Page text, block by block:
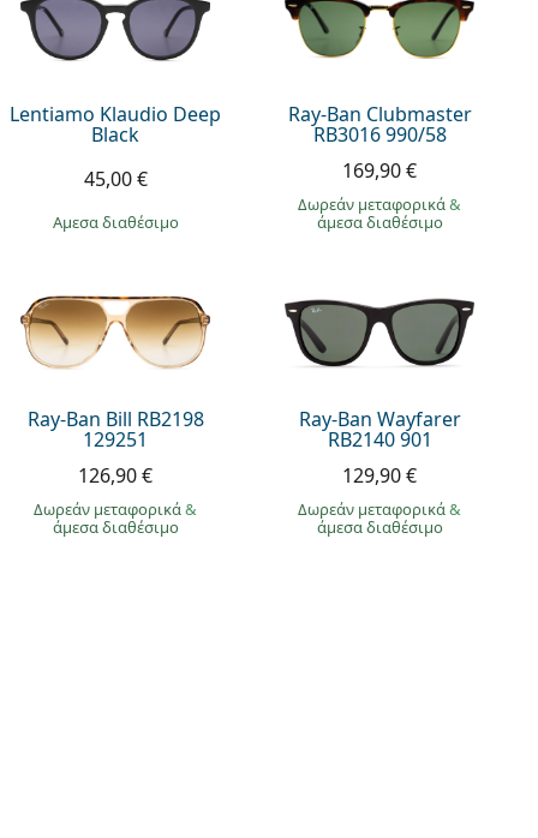
Lentiamo Klaudio Deep
Black
45,00 €
άμεσα διαθέσιμο
Ray-Ban Clubmaster
RB3016 990/58
169,90 €
Δωρεάν μεταφορικά&
άμεσα διαθέσιμο
Ray-Ban Bill RB2198
129251
126,90 €
Δωρεάν μεταφορικά&
άμεσα διαθέσιμο
Ray-Ban Wayfarer
RB2140 901
129,90 €
Δωρεάν μεταφορικά&
άμεσα διαθέσιμο
σχέδια
- μόλις